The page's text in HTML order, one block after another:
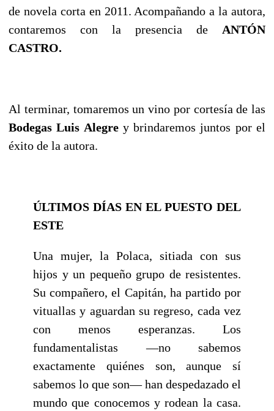
de novela corta en 2011. Acompañando a la autora,
contaremos con la presencia de ANTÓN
CASTRO.
Al terminar, tomaremos un vino por cortesía de las
Bodegas Luis Alegrey brindaremos juntos por el
éxito de la autora.
ÚLTIMOS DÍAS EN EL PUESTO DEL
ESTE
Una mujer, la Polaca, sitiada con sus
hijos y un pequeño grupo de resistentes.
Su compañero, el Capitán, ha partido por
vituallas y aguardan su regreso, cada vez
con menos esperanzas. Los
fundamentalistas —no sabemos
exactamente quiénes son, aunque sí
sabemos lo que son— han despedazado el
mundo que conocemos y rodean la casa.